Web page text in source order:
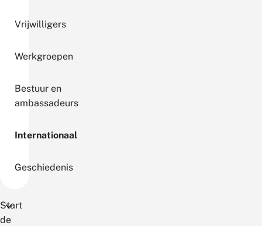
Vrijwilligers
Werkgroepen
Bestuur en
ambassadeurs
Internationaal
Geschiedenis
Start
de